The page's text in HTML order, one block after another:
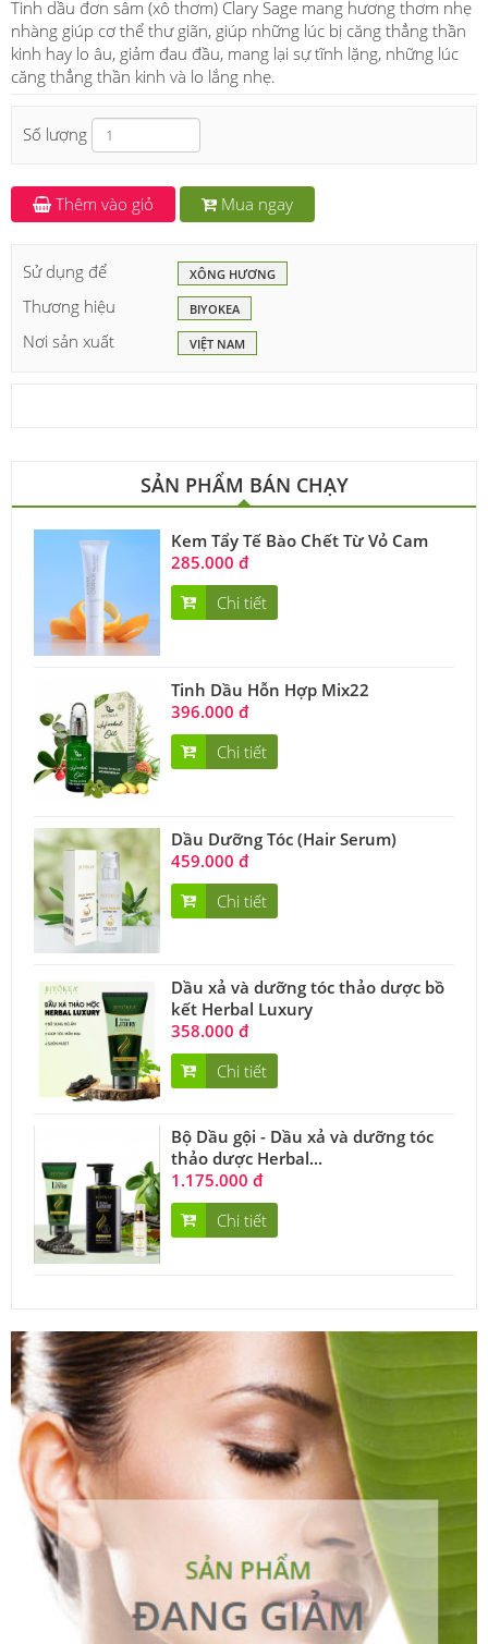
Tinh dầu đơn sâm (xô thơm) Clary Sage mang hương thơm nhẹ
nhàng giúp cơ thể thư giãn, giúp những lúc bị căng thẳng thần
kinh hay lo âu, giảm đau đầu, mang lại sự tĩnh lặng, những lúc
căng thẳng thần kinh và lo lắng nhẹ.
Số lượng
Thêm vào giỏ Mua ngay
Sử dụng để XÔNG HƯƠNG
Thương hiệu BIYOKEA
Nơi sản xuất VIỆT NAM
SẢN PHẨM BÁN CHẠY
Kem Tẩy Tế Bào Chết Từ Vỏ Cam
285.000 đ
Chi tiết
Tinh Dầu Hỗn Hợp Mix22
396.000 đ
Chi tiết
Dầu Dưỡng Tóc (Hair Serum)
459.000 đ
Chi tiết
Dầu xả và dưỡng tóc thảo dược bồ
kết Herbal Luxury
358.000 đ
Chi tiết
Bộ Dầu gội - Dầu xả và dưỡng tóc
thảo dược Herbal...
1.175.000 đ
Chi tiết